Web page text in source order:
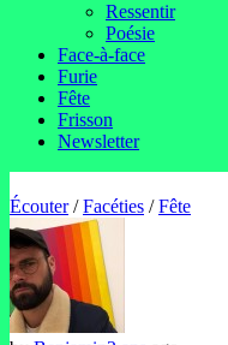
Ressentir
Poésie
Face-à-face
Furie
Fête
Frisson
Newsletter
Écouter/Facéties /Fête